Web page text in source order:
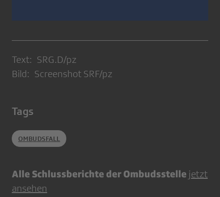
Text: SRG.D/pz
Bild: Screenshot SRF/pz
Tags
OMBUDSFALL
Alle Schlussberichte der Ombudsstelle jetzt
ansehen